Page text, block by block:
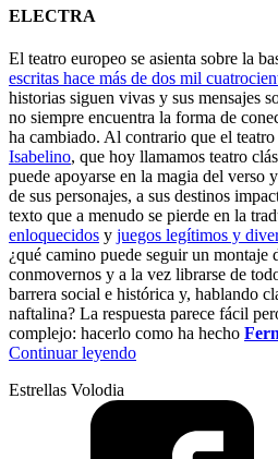
ELECTRA
El teatro europeo se asienta sobre la
escritas hace más de dos mil
historias siguen vivas y sus mensajes
no siempre encuentra la forma de
ha cambiado. Al contrario que el teatro
Isabelino, que hoy llamamos teatro
puede apoyarse en la magia del verso
de sus personajes, a sus destinos
texto que a menudo se pierde en la
enloquecidos y juegos legítimos y
¿qué camino puede seguir un montaje
conmovernos y a la vez librarse de
barrera social e histórica y, hablando
naftalina? La respuesta parece fácil
complejo: hacerlo como ha hecho
Continuar leyendo“Cómo
Estrellas Volodia